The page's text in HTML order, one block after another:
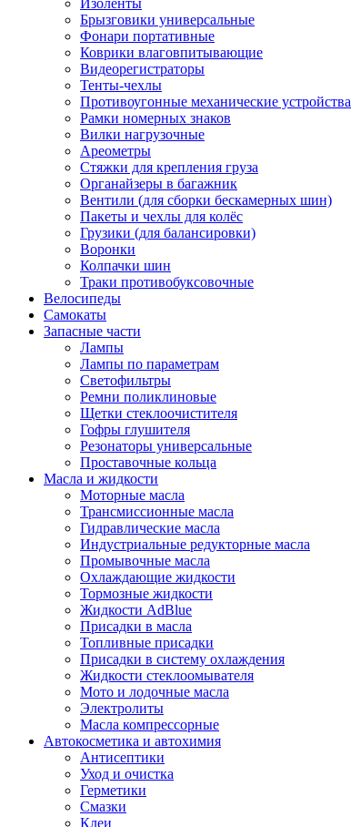
Изоленты
Брызговики универсальные
Фонари портативные
Коврики влаговпитывающие
Видеорегистраторы
Тенты-чехлы
Противоугонные механические устройства
Рамки номерных знаков
Вилки нагрузочные
Ареометры
Стяжки для крепления груза
Органайзеры в багажник
Вентили (для сборки бескамерных шин)
Пакеты и чехлы для колёс
Грузики (для балансировки)
Воронки
Колпачки шин
Траки противобуксовочные
Велосипеды
Самокаты
Запасные части
Лампы
Лампы по параметрам
Светофильтры
Ремни поликлиновые
Щетки стеклоочистителя
Гофры глушителя
Резонаторы универсальные
Проставочные кольца
Масла и жидкости
Моторные масла
Трансмиссионные масла
Гидравлические масла
Индустриальные редукторные масла
Промывочные масла
Охлаждающие жидкости
Тормозные жидкости
Жидкости AdBlue
Присадки в масла
Топливные присадки
Присадки в систему охлаждения
Жидкости стеклоомывателя
Мото и лодочные масла
Электролиты
Масла компрессорные
Автокосметика и автохимия
Антисептики
Уход и очистка
Герметики
Смазки
Клеи